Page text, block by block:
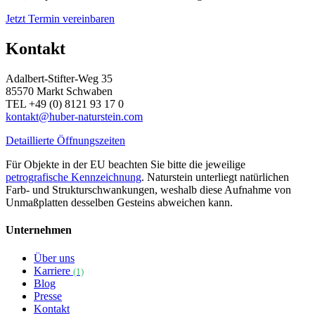
Jetzt Termin vereinbaren
Kontakt
Adalbert-Stifter-Weg 35
85570 Markt Schwaben
TEL +49 (0) 8121 93 17 0
kontakt@huber-naturstein.com
Detaillierte Öffnungszeiten
Für Objekte in der EU beachten Sie bitte die jeweilige
petrografische Kennzeichnung. Naturstein unterliegt natürlichen
Farb- und Strukturschwankungen, weshalb diese Aufnahme von
Unmaßplatten desselben Gesteins abweichen kann.
Unternehmen
Über uns
Karriere (1)
Blog
Presse
Kontakt